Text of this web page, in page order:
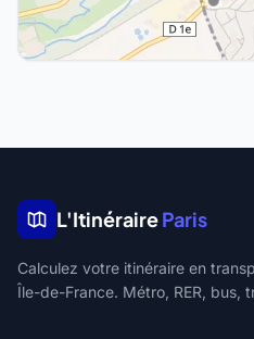
L'ItinéraireParis
Calculez votre itinéraire en
Île-de-France. Métro, RER, bus,